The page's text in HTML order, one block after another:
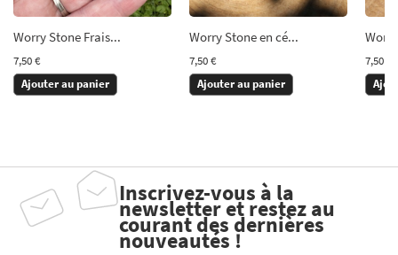
Worry Stone Frais...
7,50 €
Ajouter au panier
Worry Stone en cé...
7,50 €
Ajouter au panier
7,50 €
Inscrivez-vous à la
newsletter et restez au
courant des dernières
nouveautés !